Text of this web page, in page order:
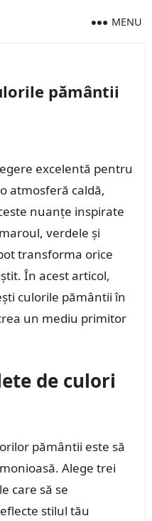
MENU
pământii
excelentă pentru
atmosferă caldă,
nuanțe inspirate
verdele și
transforma orice
În acest articol,
culorile pământii în
un mediu primitor
de culori
pământii este să
Alege trei
care să se
stilul tău